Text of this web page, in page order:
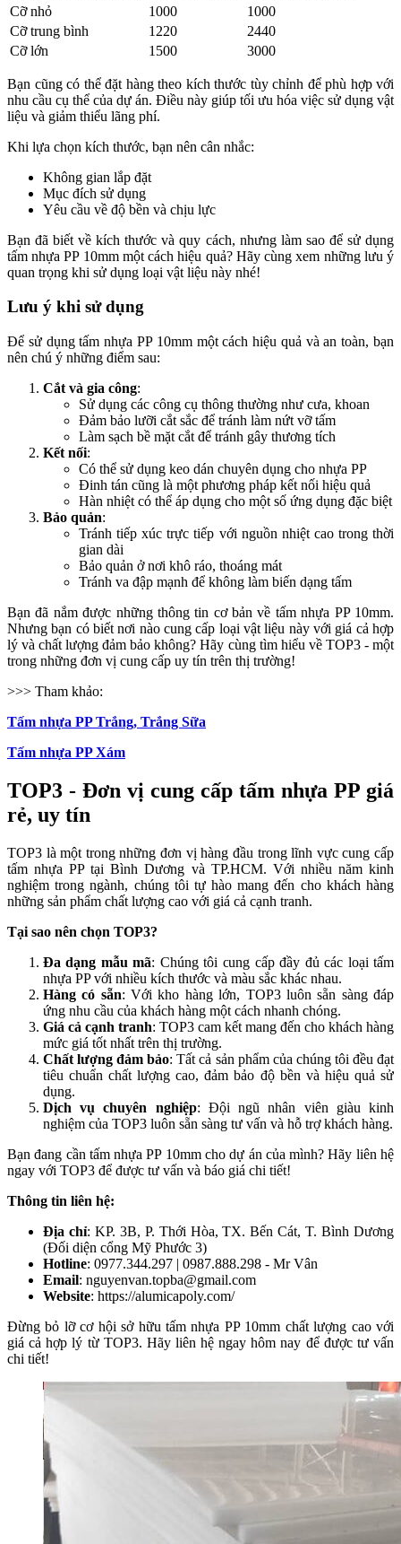
Cỡ nhỏ
1000
1000
Cỡ trung bình
1220
2440
Cỡ lớn
1500 3000
Bạn cũng có thể đặt hàng theo kích thước tùy chỉnh để phù hợp với
nhu cầu cụ thể của dự án. Điều này giúp tối ưu hóa việc sử dụng vật
liệu và giảm thiểu lãng phí.
Khi lựa chọn kích thước, bạn nên cân nhắc:
Không gian lắp đặt
Mục đích sử dụng
Yêu cầu về độ bền và chịu lực
Bạn đã biết về kích thước và quy cách, nhưng làm sao để sử dụng
tấm nhựa PP 10mm một cách hiệu quả? Hãy cùng xem những lưu ý
quan trọng khi sử dụng loại vật liệu này nhé!
Lưu ý khi sử dụng
Để sử dụng tấm nhựa PP 10mm một cách hiệu quả và an toàn, bạn
nên chú ý những điểm sau:
Cắt và gia công:
Sử dụng các công cụ thông thường như cưa, khoan
Đảm bảo lưỡi cắt sắc để tránh làm nứt vỡ tấm
Làm sạch bề mặt cắt để tránh gây thương tích
Kết nối:
Có thể sử dụng keo dán chuyên dụng cho nhựa PP
Đinh tán cũng là một phương pháp kết nối hiệu quả
Hàn nhiệt có thể áp dụng cho một số ứng dụng đặc biệt
Bảo quản:
Tránh tiếp xúc trực tiếp với nguồn nhiệt cao trong thời
gian dài
Bảo quản ở nơi khô ráo, thoáng mát
Tránh va đập mạnh để không làm biến dạng tấm
Bạn đã nắm được những thông tin cơ bản về tấm nhựa PP 10mm.
Nhưng bạn có biết nơi nào cung cấp loại vật liệu này với giá cả hợp
lý và chất lượng đảm bảo không? Hãy cùng tìm hiểu về TOP3 - một
trong những đơn vị cung cấp uy tín trên thị trường!
>>> Tham khảo:
Tấm nhựa PP Trắng, Trắng Sữa
Tấm nhựa PP Xám
TOP3 - Đơn vị cung cấp tấm nhựa PP giá
rẻ, uy tín
TOP3 là một trong những đơn vị hàng đầu trong lĩnh vực cung cấp
tấm nhựa PP tại Bình Dương và TP.HCM. Với nhiều năm kinh
nghiệm trong ngành, chúng tôi tự hào mang đến cho khách hàng
những sản phẩm chất lượng cao với giá cả cạnh tranh.
Tại sao nên chọn TOP3?
Đa dạng mẫu mã: Chúng tôi cung cấp đầy đủ các loại tấm
nhựa PP với nhiều kích thước và màu sắc khác nhau.
Hàng có sẵn: Với kho hàng lớn, TOP3 luôn sẵn sàng đáp
ứng nhu cầu của khách hàng một cách nhanh chóng.
Giá cả cạnh tranh: TOP3 cam kết mang đến cho khách hàng
mức giá tốt nhất trên thị trường.
Chất lượng đảm bảo: Tất cả sản phẩm của chúng tôi đều đạt
tiêu chuẩn chất lượng cao, đảm bảo độ bền và hiệu quả sử
dụng.
Dịch vụ chuyên nghiệp: Đội ngũ nhân viên giàu kinh
nghiệm của TOP3 luôn sẵn sàng tư vấn và hỗ trợ khách hàng.
Bạn đang cần tấm nhựa PP 10mm cho dự án của mình? Hãy liên hệ
ngay với TOP3 để được tư vấn và báo giá chi tiết!
Thông tin liên hệ:
Địa chỉ: KP. 3B, P. Thới Hòa, TX. Bến Cát, T. Bình Dương
(Đối diện cổng Mỹ Phước 3)
Hotline: 0977.344.297 | 0987.888.298 - Mr Vân
Email: nguyenvan.topba@gmail.com
Website: https://alumicapoly.com/
Đừng bỏ lỡ cơ hội sở hữu tấm nhựa PP 10mm chất lượng cao với
giá cả hợp lý từ TOP3. Hãy liên hệ ngay hôm nay để được tư vấn
chi tiết!